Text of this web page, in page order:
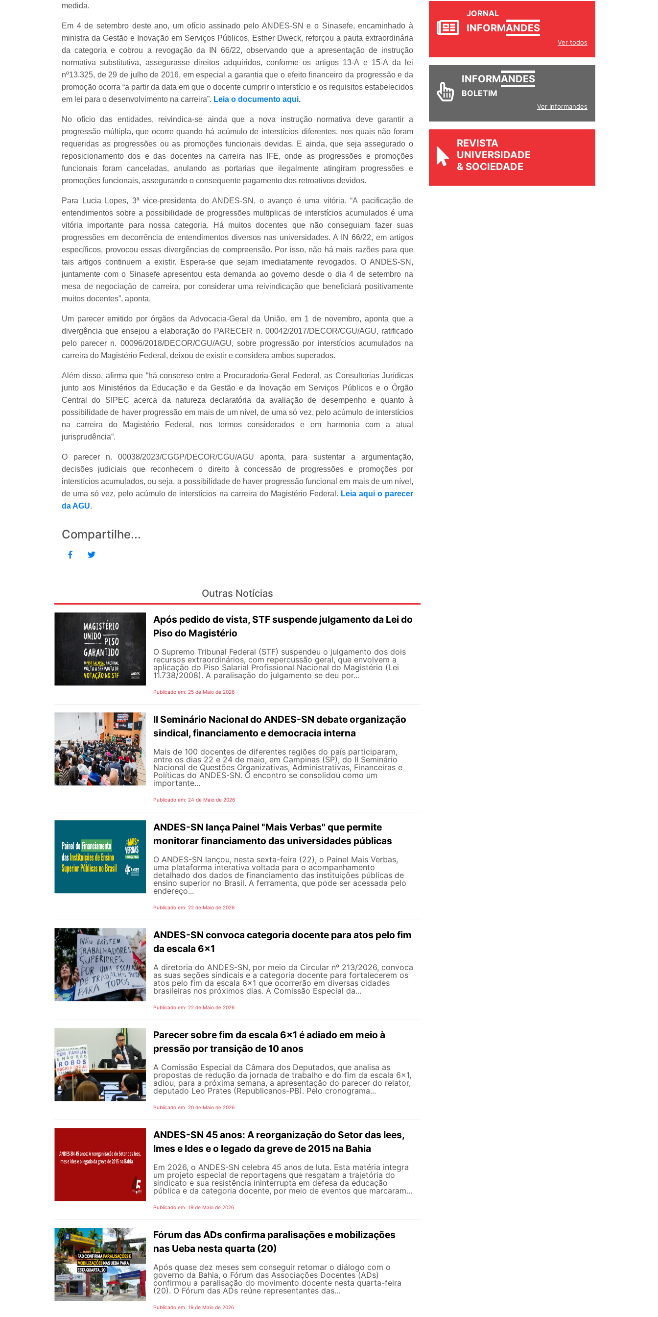
medida.
Em 4 de setembro deste ano, um ofício assinado pelo ANDES-SN e o Sinasefe, encaminhado à
ministra da Gestão e Inovação em Serviços Públicos, Esther Dweck, reforçou a pauta extraordinária
da categoria e cobrou a revogação da IN 66/22, observando que a apresentação de instrução
normativa substitutiva, assegurasse direitos adquiridos, conforme os artigos 13-A e 15-A da lei
nº13.325, de 29 de julho de 2016, em especial a garantia que o efeito financeiro da progressão e da
promoção ocorra “a partir da data em que o docente cumprir o interstício e os requisitos estabelecidos
em lei para o desenvolvimento na carreira”. Leia o documento aqui.
No ofício das entidades, reivindica-se ainda que a nova instrução normativa deve garantir a
progressão múltipla, que ocorre quando há acúmulo de interstícios diferentes, nos quais não foram
requeridas as progressões ou as promoções funcionais devidas. E ainda, que seja assegurado o
reposicionamento dos e das docentes na carreira nas IFE, onde as progressões e promoções
funcionais foram canceladas, anulando as portarias que ilegalmente atingiram progressões e
promoções funcionais, assegurando o consequente pagamento dos retroativos devidos.
Para Lucia Lopes, 3ª vice-presidenta do ANDES-SN, o avanço é uma vitória. “A pacificação de
entendimentos sobre a possibilidade de progressões multiplicas de interstícios acumulados é uma
vitória importante para nossa categoria. Há muitos docentes que não conseguiam fazer suas
progressões em decorrência de entendimentos diversos nas universidades. A IN 66/22, em artigos
específicos, provocou essas divergências de compreensão. Por isso, não há mais razões para que
tais artigos continuem a existir. Espera-se que sejam imediatamente revogados. O ANDES-SN,
juntamente com o Sinasefe apresentou esta demanda ao governo desde o dia 4 de setembro na
mesa de negociação de carreira, por considerar uma reivindicação que beneficiará positivamente
muitos docentes”, aponta.
Um parecer emitido por órgãos da Advocacia-Geral da União, em 1 de novembro, aponta que a
divergência que ensejou a elaboração do PARECER n. 00042/2017/DECOR/CGU/AGU, ratificado
pelo parecer n. 00096/2018/DECOR/CGU/AGU, sobre progressão por interstícios acumulados na
carreira do Magistério Federal, deixou de existir e considera ambos superados.
Além disso, afirma que “há consenso entre a Procuradoria-Geral Federal, as Consultorias Jurídicas
junto aos Ministérios da Educação e da Gestão e da Inovação em Serviços Públicos e o Órgão
Central do SIPEC acerca da natureza declaratória da avaliação de desempenho e quanto à
possibilidade de haver progressão em mais de um nível, de uma só vez, pelo acúmulo de interstícios
na carreira do Magistério Federal, nos termos considerados e em harmonia com a atual
jurisprudência”.
O parecer n. 00038/2023/CGGP/DECOR/CGU/AGU aponta, para sustentar a argumentação,
decisões judiciais que reconhecem o direito à concessão de progressões e promoções por
interstícios acumulados, ou seja, a possibilidade de haver progressão funcional em mais de um nível,
de uma só vez, pelo acúmulo de interstícios na carreira do Magistério Federal. Leia aqui o parecer
da AGU.
Compartilhe...
Outras Notícias
Após pedido de vista, STF suspende julgamento da Lei do
Piso do Magistério
O Supremo Tribunal Federal (STF) suspendeu o julgamento dos dois
recursos extraordinários, com repercussão geral, que envolvem a
aplicação do Piso Salarial Profissional Nacional do Magistério (Lei
11.738/2008). A paralisação do julgamento se deu por...
Publicado em: 25 de Maio de 2026
II Seminário Nacional do ANDES-SN debate organização
sindical, financiamento e democracia interna
Mais de 100 docentes de diferentes regiões do país participaram,
entre os dias 22 e 24 de maio, em Campinas (SP), do II Seminário
Nacional de Questões Organizativas, Administrativas, Financeiras e
Políticas do ANDES-SN. O encontro se consolidou como um
importante...
Publicado em: 24 de Maio de 2026
ANDES-SN lança Painel "Mais Verbas" que permite
monitorar financiamento das universidades públicas
O ANDES-SN lançou, nesta sexta-feira (22), o Painel Mais Verbas,
uma plataforma interativa voltada para o acompanhamento
detalhado dos dados de financiamento das instituições públicas de
ensino superior no Brasil. A ferramenta, que pode ser acessada pelo
endereço...
Publicado em: 22 de Maio de 2026
ANDES-SN convoca categoria docente para atos pelo fim
da escala 6x1
A diretoria do ANDES-SN, por meio da Circular nº 213/2026, convoca
as suas seções sindicais e a categoria docente para fortalecerem os
atos pelo fim da escala 6x1 que ocorrerão em diversas cidades
brasileiras nos próximos dias. A Comissão Especial da...
Publicado em: 22 de Maio de 2026
Parecer sobre fim da escala 6x1 é adiado em meio à
pressão por transição de 10 anos
A Comissão Especial da Câmara dos Deputados, que analisa as
propostas de redução da jornada de trabalho e do fim da escala 6x1,
adiou, para a próxima semana, a apresentação do parecer do relator,
deputado Leo Prates (Republicanos-PB). Pelo cronograma...
Publicado em: 20 de Maio de 2026
ANDES-SN 45 anos: A reorganização do Setor das Iees,
Imes e Ides e o legado da greve de 2015 na Bahia
Em 2026, o ANDES-SN celebra 45 anos de luta. Esta matéria integra
um projeto especial de reportagens que resgatam a trajetória do
sindicato e sua resistência ininterrupta em defesa da educação
pública e da categoria docente, por meio de eventos que marcaram...
Publicado em: 19 de Maio de 2026
Fórum das ADs confirma paralisações e mobilizações
nas Ueba nesta quarta (20)
Após quase dez meses sem conseguir retomar o diálogo com o
governo da Bahia, o Fórum das Associações Docentes (ADs)
confirmou a paralisação do movimento docente nesta quarta-feira
(20). O Fórum das ADs reúne representantes das...
Publicado em: 19 de Maio de 2026
JORNAL
INFORMANDES
Ver todos
INFORMANDES
BOLETIM
Ver Informandes
REVISTA
UNIVERSIDADE
& SOCIEDADE